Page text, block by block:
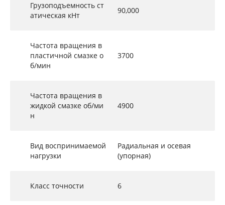
Грузоподъемность ст
атическая кНт
90,000
Частота вращения в
пластичной смазке о
б/мин
3700
Частота вращения в
жидкой смазке об/ми
н
4900
Вид воспринимаемой
нагрузки
Радиальная и осевая
(упорная)
Класс точности 6